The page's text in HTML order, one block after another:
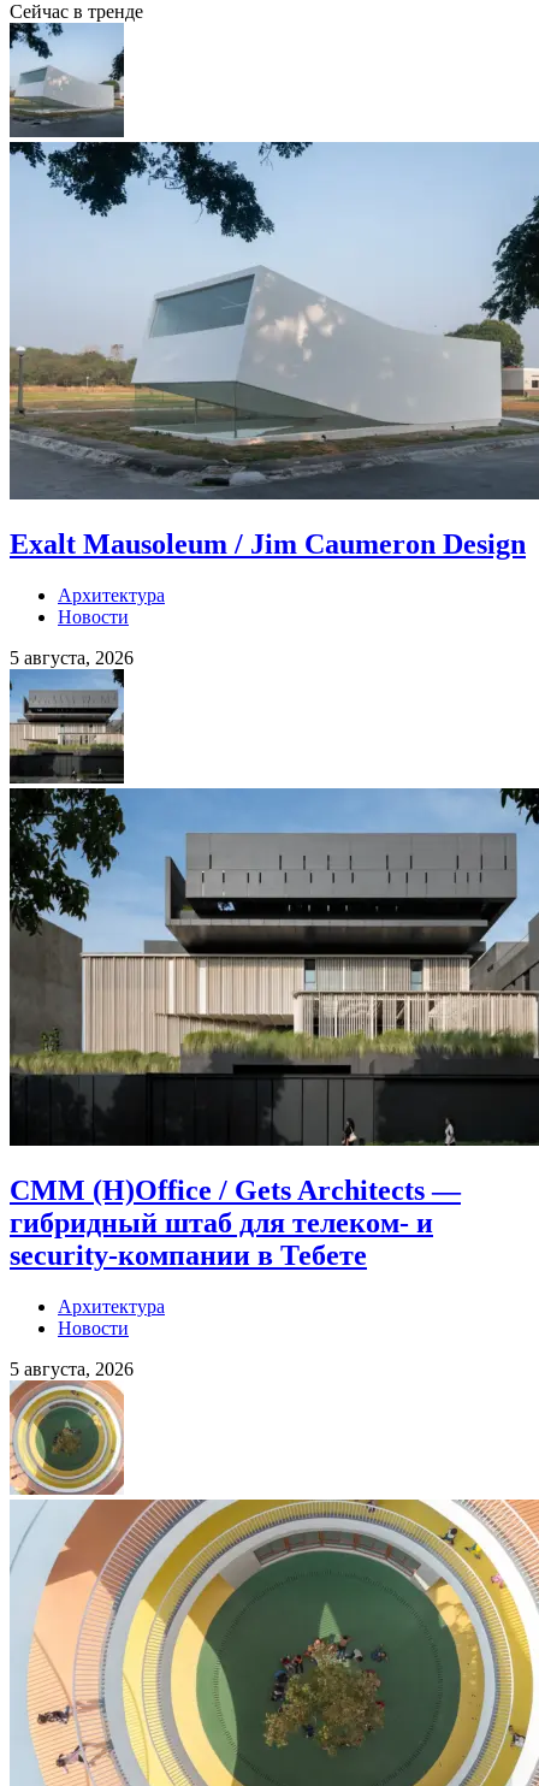
Сейчас в тренде
Exalt Mausoleum / Jim Caumeron Design
Архитектура
Новости
5 августа, 2026
CMM (H)Office / Gets Architects —
гибридный штаб для телеком- и
security-компании в Тебете
Архитектура
Новости
5 августа, 2026